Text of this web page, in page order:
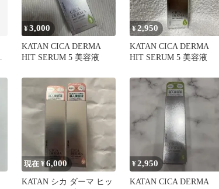
¥3,000
KATAN CICA DERMA
HIT SERUM 5 美容液
¥2,950
KATAN CICA DERMA
HIT SERUM 5 美容液
現在 ¥6,000
KATAN シカ ダーマ ヒッ
¥2,950
KATAN CICA DERMA